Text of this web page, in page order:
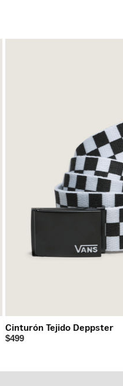
soporte duradero sin
y durabilidad
superior
flexibles para mejor
Cinturón Tejido Deppster
$499